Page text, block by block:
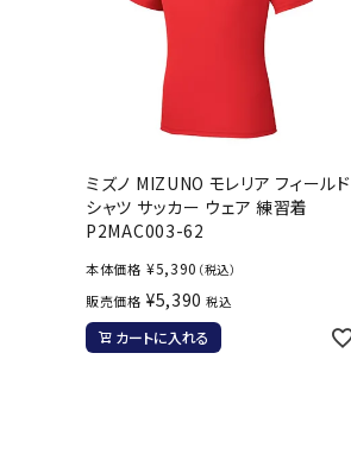
ミズノ MIZUNO モレリア フィールド
シャツ サッカー ウェア 練習着
P2MAC003-62
本体価格 ¥5,390 （税込）
販売価格 ¥5,390 税込
カートに入れる